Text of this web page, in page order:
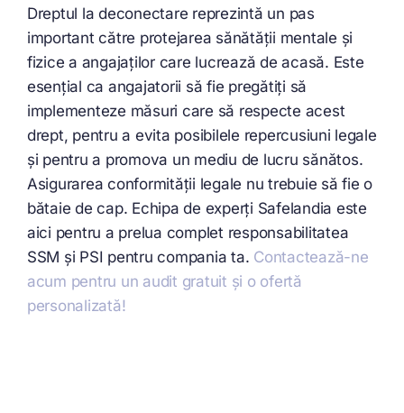
Dreptul la deconectare reprezintă un pas
important către protejarea sănătății mentale și
fizice a angajaților care lucrează de acasă. Este
esențial ca angajatorii să fie pregătiți să
implementeze măsuri care să respecte acest
drept, pentru a evita posibilele repercusiuni legale
și pentru a promova un mediu de lucru sănătos.
Asigurarea conformității legale nu trebuie să fie o
bătaie de cap. Echipa de experți Safelandia este
aici pentru a prelua complet responsabilitatea
SSM și PSI pentru compania ta. Contactează-ne
acum pentru un audit gratuit și o ofertă
personalizată!